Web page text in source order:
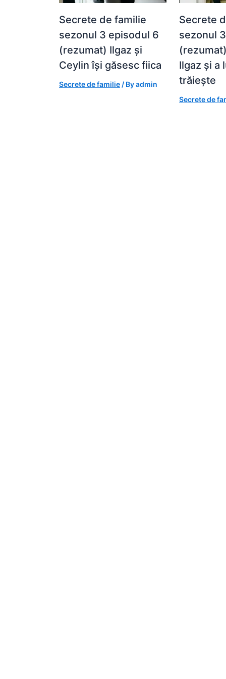
Secrete de familie
sezonul 3 episodul 6
(rezumat) Ilgaz și
Ceylin își găsesc fiica
Secrete de familie / Byadmin
Secrete
sezonul
Ilgaz și a
trăiește
Secrete de